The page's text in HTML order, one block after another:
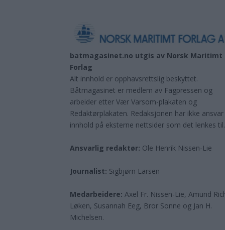
batmagasinet.no utgis av Norsk Maritimt
Forlag
Alt innhold er opphavsrettslig beskyttet.
Båtmagasinet er medlem av Fagpressen og
arbeider etter Vær Varsom-plakaten og
Redaktørplakaten. Redaksjonen har ikke
innhold på eksterne nettsider som det lenkes til.
Ansvarlig redaktør: Ole Henrik Nissen-Lie
Journalist: Sigbjørn Larsen
Medarbeidere:Axel Fr. Nissen-Lie, Amund
Løken, Susannah Eeg, Bror Sonne og Jan H.
Michelsen.